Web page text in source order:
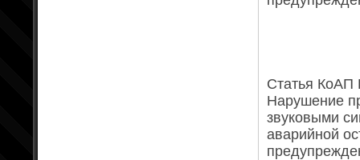
Статья КоАП
Нарушение
звуковыми
аварийной